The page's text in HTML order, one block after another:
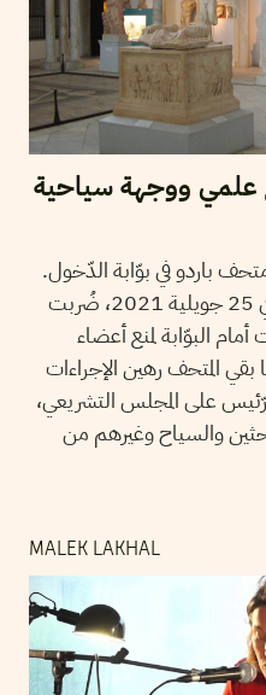
ووجهة سياحية
باردو في بوّابة الدّخول.
ومنذ اتّخاذ التدابير الاستثنائيّة في 25 جويلية 2021، ضُربت
البوّابة لمنع أعضاء
بقي المتحف رهين الإجراءات
على المجلس التشريعي،
والسياح وغيرهم من
MALEK LAKHAL